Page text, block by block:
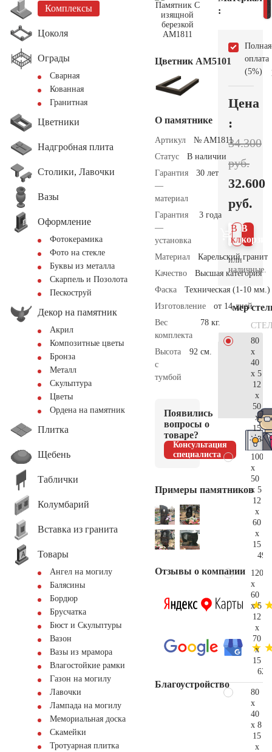
Комплексы
Цоколя
Ограды
Сварная
Кованная
Гранитная
Цветники
Надгробная плита
Столики, Лавочки
Вазы
Оформление
Фотокерамика
Фото на стекле
Буквы из металла
Скарпель и Позолота
Пескоструй
Декор на памятник
Акрил
Композитные цветы
Бронза
Металл
Скульптура
Цветы
Ордена на памятник
Плитка
Щебень
Таблички
Колумбарий
Вставка из гранита
Товары
Ангел на могилу
Балясины
Бордюр
Брусчатка
Бюст и Скульптуры
Вазон
Вазы из мрамора
Влагостойкие рамки
Газон на могилу
Лавочки
Лампада на могилу
Мемориальная доска
Скамейки
Тротуарная плитка
Цветник АМ5101
О памятнике
Артикул
№ AM1811
Статус
В наличии
Гарантия
—
материал
30 лет
Гарантия
—
установка
3 года
Материал
Карельский гранит
Качество
Высшая категория
Фаска
Техническая (1-10 мм.)
Изготовление
от 14 дней
Вес
комплекта
78 кг.
Высота
с
тумбой
92 см.
Появились
вопросы о
товаре?
Консультация
специалиста
Примеры памятников
Отзывы о компании
Благоустройство
:
Полная
оплата
(5%)
Цена
:
34.300
руб.
32.600
руб.
В
В 1
клик
или
наличные.
Размер
80
x
40
x 5
12
x
50
x
15
100
x
50
x 5
12
x
60
x
15
120
x
60
x 5
12
x
70
x
15
80
x
40
x 8
15
x